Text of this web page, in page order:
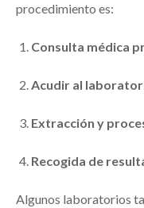
procedimiento es:
Consulta médica
Acudir al
Extracción y
Recogida de
Algunos laboratorios